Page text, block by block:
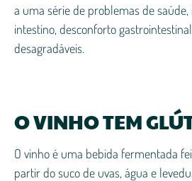
a uma série de problemas de
intestino, desconforto
desagradáveis.
O VINHO TEM
O vinho é uma bebida fermentada
partir do suco de uvas, água e